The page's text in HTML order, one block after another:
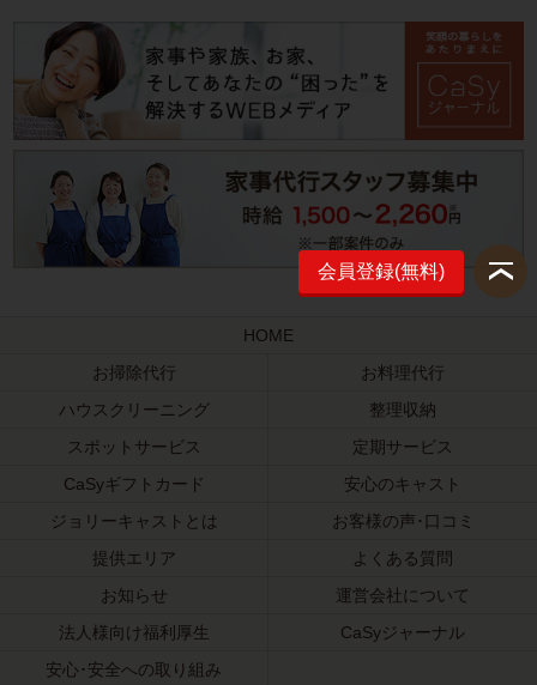
会員登録(無料)
HOME
お掃除代行
お料理代行
ハウスクリーニング
整理収納
スポットサービス
定期サービス
CaSyギフトカード
安心のキャスト
ジョリーキャストとは
お客様の声･口コミ
提供エリア
よくある質問
お知らせ
運営会社について
法人様向け福利厚生
CaSyジャーナル
安心･安全への取り組み